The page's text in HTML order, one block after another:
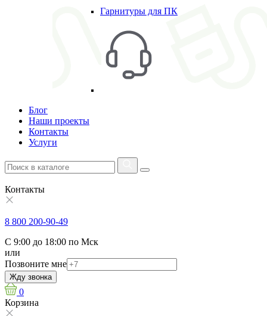
Гарнитуры для ПК
Блог
Наши проекты
Контакты
Услуги
Контакты
8 800 200-90-49
С 9:00 до 18:00 по Мск
или
Позвоните мне
Жду звонка
0
Корзина